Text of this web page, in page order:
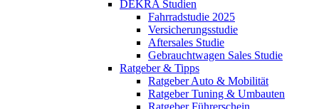
DEKRA Studien
Fahrradstudie 2025
Versicherungsstudie
Aftersales Studie
Gebrauchtwagen Sales Studie
Ratgeber & Tipps
Ratgeber Auto & Mobilität
Ratgeber Tuning & Umbauten
Ratgeber Führerschein